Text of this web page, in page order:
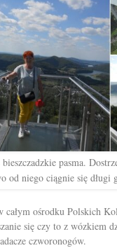
pasma.
od niego ciągnie się długi
ośrodku Polskich
się czy to z wózkiem
czworonogów.